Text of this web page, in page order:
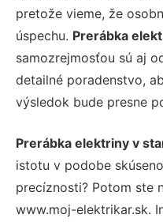
pretože vieme, že
úspechu. Prerábka
samozrejmosťou sú aj
detailné poradenstvo,
výsledok bude presne
Prerábka elektriny v
istotu v podobe
precíznosti? Potom ste
www.moj-elektrikar.sk.